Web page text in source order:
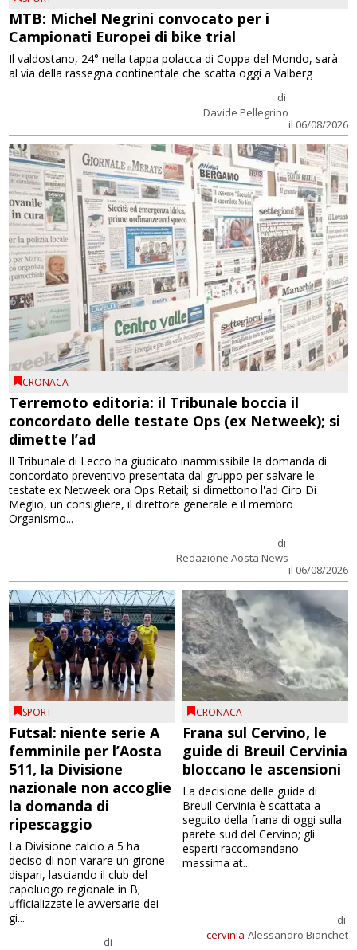
MTB: Michel Negrini convocato per i
Campionati Europei di bike trial
di
Davide Pellegrino
il 06/08/2026
Il valdostano, 24° nella tappa polacca di Coppa del Mondo, sarà
al via della rassegna continentale che scatta oggi a Valberg
CRONACA
Terremoto editoria: il Tribunale boccia il
concordato delle testate Ops (ex Netweek); si
dimette l’ad
di
Redazione Aosta News
il 06/08/2026
Il Tribunale di Lecco ha giudicato inammissibile la domanda di
concordato preventivo presentata dal gruppo per salvare le
testate ex Netweek ora Ops Retail; si dimettono l'ad Ciro Di
Meglio, un consigliere, il direttore generale e il membro
Organismo...
SPORT
Futsal: niente serie A
femminile per l’Aosta
511, la Divisione
nazionale non accoglie
la domanda di
ripescaggio
di
La Divisione calcio a 5 ha
deciso di non varare un girone
dispari, lasciando il club del
capoluogo regionale in B;
ufficializzate le avversarie dei
gi...
CRONACA
Frana sul Cervino, le
guide di Breuil Cervinia
bloccano le ascensioni
cervinia
di
Alessandro Bianchet
La decisione delle guide di
Breuil Cervinia è scattata a
seguito della frana di oggi sulla
parete sud del Cervino; gli
esperti raccomandano
massima at...